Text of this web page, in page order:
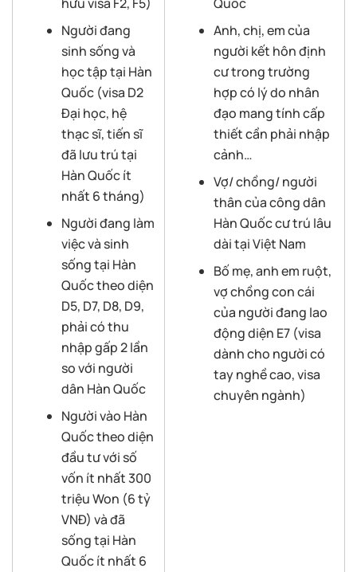
Người đang
sinh sống và
học tập tại Hàn
Quốc (visa D2
Đại học, hệ
thạc sĩ, tiến sĩ
đã lưu trú tại
Hàn Quốc ít
nhất 6 tháng)
Người đang làm
việc và sinh
sống tại Hàn
Quốc theo diện
D5, D7, D8, D9,
phải có thu
nhập gấp 2 lần
so với người
dân Hàn Quốc
Người vào Hàn
Quốc theo diện
đầu tư với số
vốn ít nhất 300
triệu Won (6 tỷ
VNĐ) và đã
sống tại Hàn
Quốc ít nhất 6
Anh, chị, em của
người kết hôn định
cư trong trường
hợp có lý do nhân
đạo mang tính cấp
thiết cần phải nhập
cảnh…
Vợ/ chồng/ người
thân của công dân
Hàn Quốc cư trú lâu
dài tại Việt Nam
Bố mẹ, anh em ruột,
vợ chồng con cái
của người đang lao
động diện E7 (visa
dành cho người có
tay nghề cao, visa
chuyên ngành)